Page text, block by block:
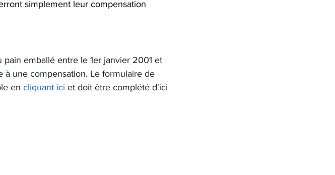
simplement leur compensation
emballé entre le 1er janvier 2001 et
à une compensation. Le formulaire de
en cliquant ici et doit être complété d'ici